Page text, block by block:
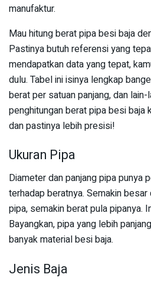
manufaktur.
Mau hitung berat pipa besi baja
Pastinya butuh referensi yang
mendapatkan data yang tepat,
dulu. Tabel ini isinya lengkap
berat per satuan panjang, dan lain-
penghitungan berat pipa besi baja
dan pastinya lebih presisi!
Ukuran Pipa
Diameter dan panjang pipa punya
terhadap beratnya. Semakin
pipa, semakin berat pula pipanya.
Bayangkan, pipa yang lebih
banyak material besi baja.
Jenis Baja